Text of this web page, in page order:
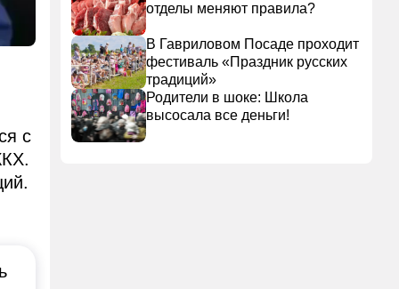
с
отделы меняют правила?
В Гавриловом Посаде проходит
фестиваль «Праздник русских
традиций»
Родители в шоке: Школа
высосала все деньги!